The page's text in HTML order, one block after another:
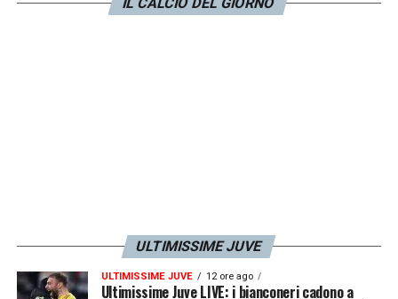
ULTIMISSIME JUVE
ULTIMISSIME JUVE 12 ore ago
Ultimissime Juve LIVE: i bianconeri cadono a